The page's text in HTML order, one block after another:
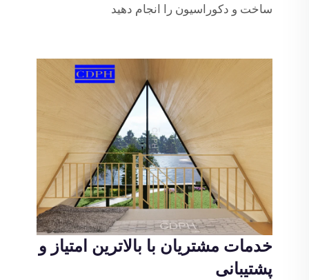
ساخت و دکوراسیون را انجام دهید
خدمات مشتریان با بالاترین امتیاز و
پشتیبانی